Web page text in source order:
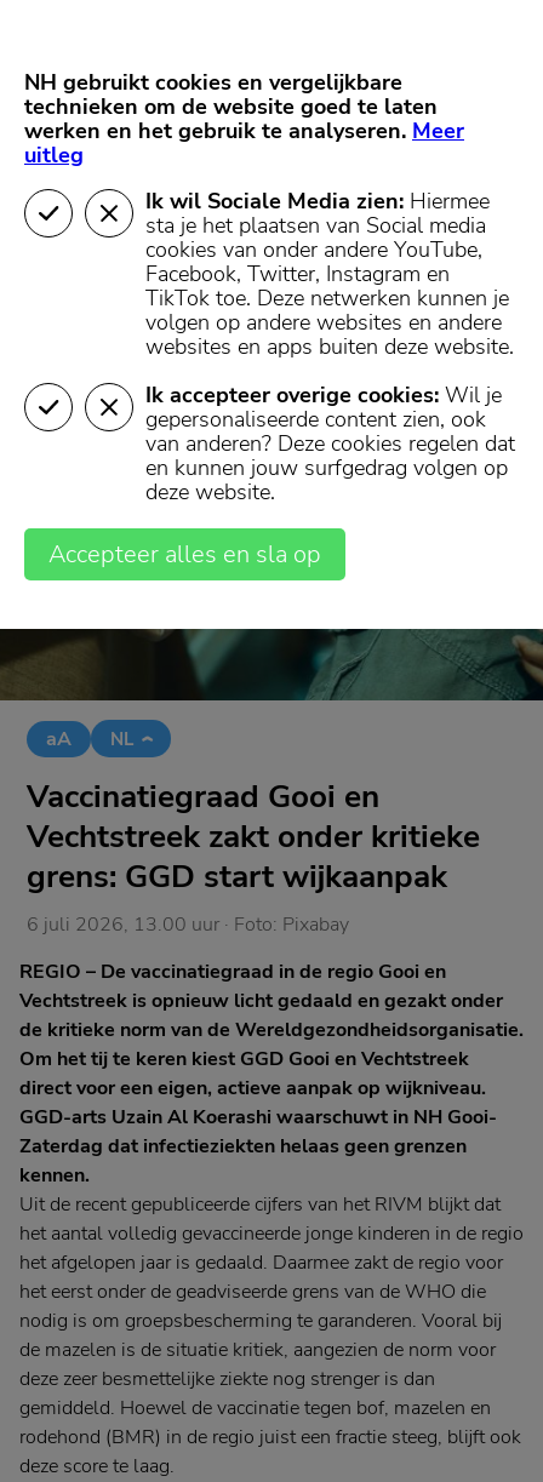
Mijn regio
aA NL
Vaccinatiegraad Gooi en
Vechtstreek zakt onder kritieke
grens: GGD start wijkaanpak
6 juli 2026, 13.00 uur · Foto: Pixabay
REGIO – De vaccinatiegraad in de regio Gooi en
Vechtstreek is opnieuw licht gedaald en gezakt onder
de kritieke norm van de Wereldgezondheidsorganisatie.
Om het tij te keren kiest GGD Gooi en Vechtstreek
direct voor een eigen, actieve aanpak op wijkniveau.
GGD-arts Uzain Al Koerashi waarschuwt in NH Gooi-
Zaterdag dat infectieziekten helaas geen grenzen
kennen.
Uit de recent gepubliceerde cijfers van het RIVM blijkt dat
het aantal volledig gevaccineerde jonge kinderen in de regio
het afgelopen jaar is gedaald. Daarmee zakt de regio voor
het eerst onder de geadviseerde grens van de WHO die
nodig is om groepsbescherming te garanderen. Vooral bij
de mazelen is de situatie kritiek, aangezien de norm voor
deze zeer besmettelijke ziekte nog strenger is dan
gemiddeld. Hoewel de vaccinatie tegen bof, mazelen en
rodehond (BMR) in de regio juist een fractie steeg, blijft ook
deze score te laag.
NH gebruikt cookies en vergelijkbare
technieken om de website goed te laten
werken en het gebruik te analyseren. Meer
uitleg
Ik wil Sociale Media zien: Hiermee
sta je het plaatsen van Social media
cookies van onder andere YouTube,
Facebook, Twitter, Instagram en
TikTok toe. Deze netwerken kunnen je
volgen op andere websites en andere
websites en apps buiten deze website.
Ik accepteer overige cookies: Wil je
gepersonaliseerde content zien, ook
van anderen? Deze cookies regelen dat
en kunnen jouw surfgedrag volgen op
deze website.
Accepteer alles en sla op